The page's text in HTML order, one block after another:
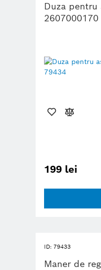
Duza pentru
2607000170
199 lei
ID: 79433
Maner de